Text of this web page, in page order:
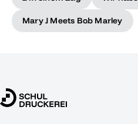
Mary J Meets Bob Marley